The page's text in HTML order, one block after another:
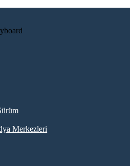
Merkezleri